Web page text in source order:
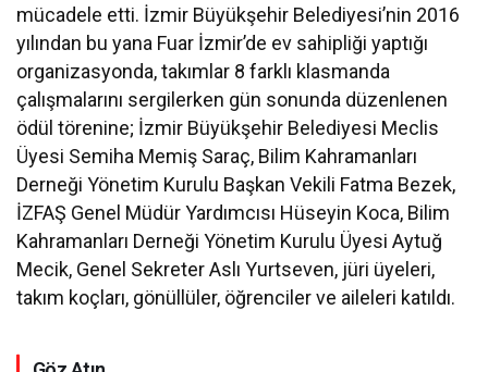
mücadele etti. İzmir Büyükşehir Belediyesi’nin 2016
yılından bu yana Fuar İzmir’de ev sahipliği yaptığı
organizasyonda, takımlar 8 farklı klasmanda
çalışmalarını sergilerken gün sonunda düzenlenen
ödül törenine; İzmir Büyükşehir Belediyesi Meclis
Üyesi Semiha Memiş Saraç, Bilim Kahramanları
Derneği Yönetim Kurulu Başkan Vekili Fatma Bezek,
İZFAŞ Genel Müdür Yardımcısı Hüseyin Koca, Bilim
Kahramanları Derneği Yönetim Kurulu Üyesi Aytuğ
Mecik, Genel Sekreter Aslı Yurtseven, jüri üyeleri,
takım koçları, gönüllüler, öğrenciler ve aileleri katıldı.